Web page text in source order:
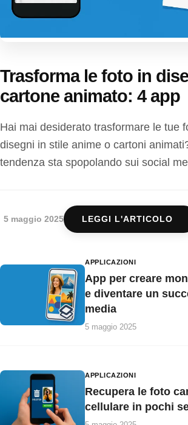
Trasforma le foto in
cartone animato: 4 app
Hai mai desiderato trasformare le tue
disegni in stile anime o cartoni
tendenza sta spopolando sui social
5 maggio 2025 LEGGI L'ARTICOLO
APPLICAZIONI
App per creare
e diventare un
media
5 maggio 2025
APPLICAZIONI
Recupera le foto
cellulare in pochi